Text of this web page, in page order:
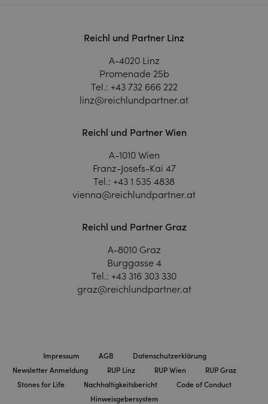
Reichl und Partner Linz
A-4020 Linz
Promenade 25b
Tel.: +43 732 666 222
linz@reichlundpartner.at
Reichl und Partner Wien
A-1010 Wien
Franz-Josefs-Kai 47
Tel.: +43 1 535 4838
vienna@reichlundpartner.at
Reichl und Partner Graz
A-8010 Graz
Burggasse 4
Tel.: +43 316 303 330
graz@reichlundpartner.at
Impressum AGB
Datenschutzerklärung
Newsletter Anmeldung
RUP Linz RUP Wien
RUP Graz
Stones for Life
Nachhaltigkeitsbericht
Code of Conduct
Hinweisgebersystem